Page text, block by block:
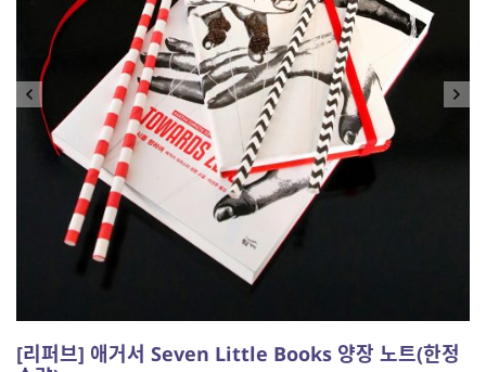
[리퍼브] 애거서 Seven Little Books 양장 노트(한정